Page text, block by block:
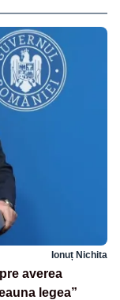
Ionuț Nichita
averea
legea”